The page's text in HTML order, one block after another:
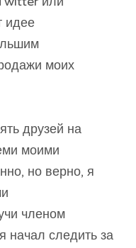
идее
моих
друзей на
моими
но верно, я
членом
начал следить за